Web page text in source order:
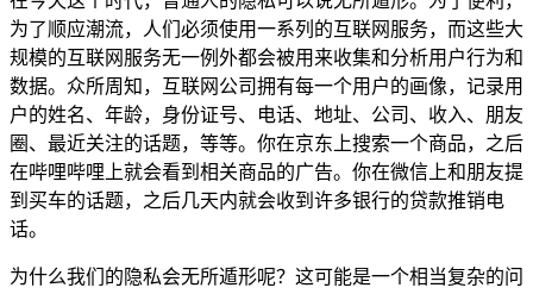
为了顺应潮流，人们必须使用一系列的互联网服务，而这些大
规模的互联网服务无一例外都会被用来收集和分析用户行为和
数据。众所周知，互联网公司拥有每一个用户的画像，记录用
户的姓名、年龄，身份证号、电话、地址、公司、收入、朋友
圈、最近关注的话题，等等。你在京东上搜索一个商品，之后
在哔哩哔哩上就会看到相关商品的广告。你在微信上和朋友提
到买车的话题，之后几天内就会收到许多银行的贷款推销电
话。
为什么我们的隐私会无所遁形呢？这可能是一个相当复杂的问